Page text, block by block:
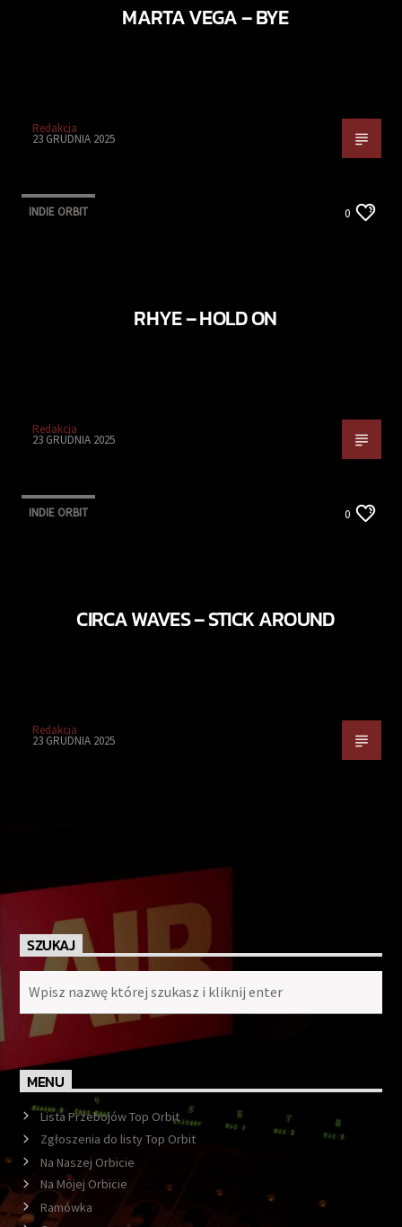
MARTA VEGA – BYE
Redakcja
23 GRUDNIA 2025
INDIE ORBIT 0
RHYE – HOLD ON
Redakcja
23 GRUDNIA 2025
INDIE ORBIT 0
CIRCA WAVES – STICK AROUND
Redakcja
23 GRUDNIA 2025
SZUKAJ
MENU
Lista Przebojów Top Orbit
Zgłoszenia do listy Top Orbit
Na Naszej Orbicie
Na Mojej Orbicie
Ramówka